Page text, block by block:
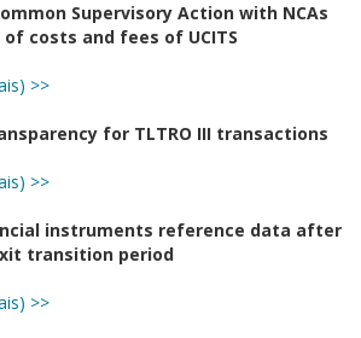
Supervisory Action with NCAs
costs and fees of UCITS
>>
for TLTRO III transactions
>>
instruments reference data after
transition period
>>